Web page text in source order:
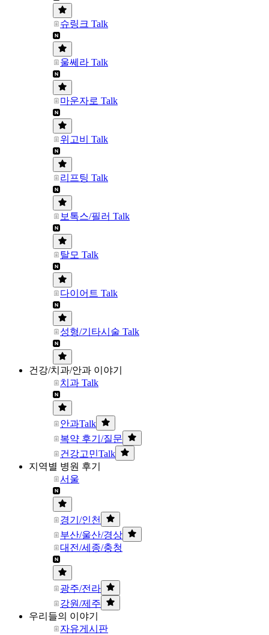
슈링크 Talk
울쎄라 Talk
마운자로 Talk
위고비 Talk
리프팅 Talk
보톡스/필러 Talk
탈모 Talk
다이어트 Talk
성형/기타시술 Talk
건강/치과/안과 이야기
치과 Talk
안과Talk
복약 후기/질문
건강고민Talk
지역별 병원 후기
서울
경기/인천
부산/울산/경상
대전/세종/충청
광주/전라
강원/제주
우리들의 이야기
자유게시판